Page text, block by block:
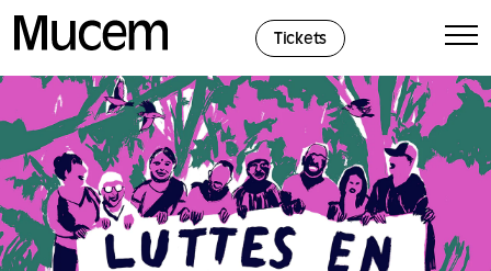
Tickets